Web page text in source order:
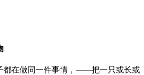
在做同一件事情，——把一只或长或